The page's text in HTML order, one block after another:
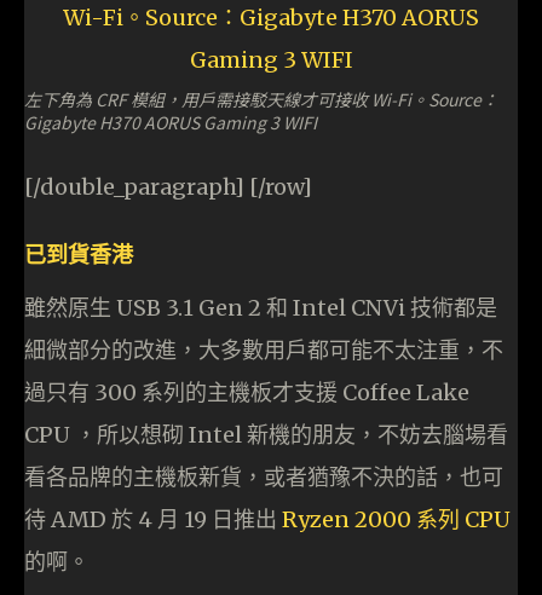
左下角為 CRF 模組，用戶需接駁天線才可接收 Wi-Fi。Source：
Gigabyte H370 AORUS Gaming 3 WIFI
[/double_paragraph] [/row]
已到貨香港
雖然原生 USB 3.1 Gen 2 和 Intel CNVi 技術都是
細微部分的改進，大多數用戶都可能不太注重，不
過只有 300 系列的主機板才支援 Coffee Lake
CPU ，所以想砌 Intel 新機的朋友，不妨去腦場看
看各品牌的主機板新貨，或者猶豫不決的話，也可
待 AMD 於 4 月 19 日推出 Ryzen 2000 系列 CPU
的啊。